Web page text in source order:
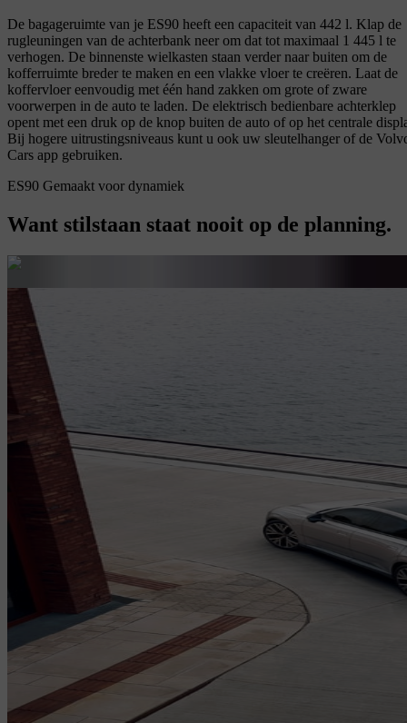
De bagageruimte van je ES90 heeft een capaciteit van 442 l. Klap de
rugleuningen van de achterbank neer om dat tot maximaal 1 445 l te
verhogen. De binnenste wielkasten staan verder naar buiten om de
kofferruimte breder te maken en een vlakke vloer te creëren. Laat de
koffervloer eenvoudig met één hand zakken om grote of zware
voorwerpen in de auto te laden. De elektrisch bedienbare achterklep
opent met een druk op de knop buiten de auto of op het centrale
Bij hogere uitrustingsniveaus kunt u ook uw sleutelhanger of de
Cars app gebruiken.
ES90 Gemaakt voor dynamiek
Want stilstaan staat nooit op de planning.